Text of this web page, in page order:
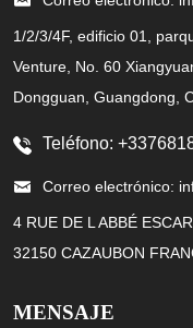
1/2/3/4F, edificio 01,
Venture, No. 60
Dongguan, Guangdong,
Teléfono:
Correo electrónico:
4 RUE DE L ABBÉ
32150 CAZAUBON
MENSAJE